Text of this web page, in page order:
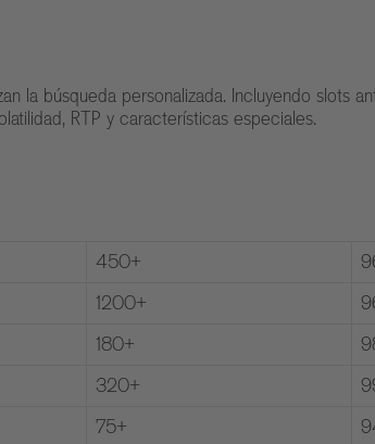
la búsqueda personalizada. Incluyendo slots
RTP y características especiales.
450+
1200+
180+
320+
75+